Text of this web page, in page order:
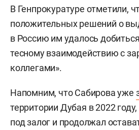
В Генпрокуратуре отметили,
положительных решений о
в Россию им удалось
тесному взаимодействию с
коллегами».
Напомним, что Сабирова уже
территории Дубая в 2022
под залог и продолжал